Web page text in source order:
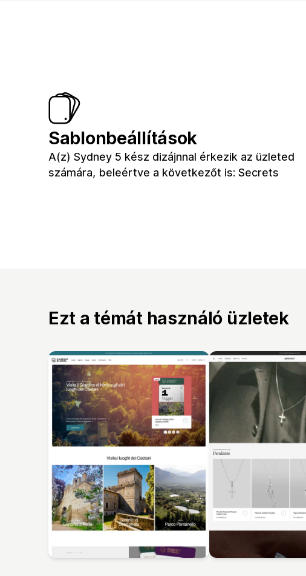
Sablonbeállítások
A(z) Sydney 5 kész dizájnnal érkezik az üzleted
számára, beleértve a következőt is: Secrets
Ezt a témát használó üzletek